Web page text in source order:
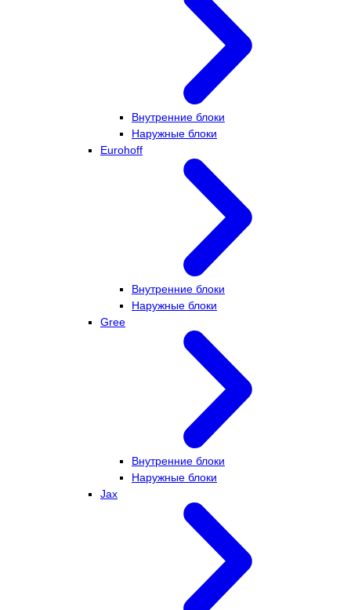
Внутренние блоки
Наружные блоки
Eurohoff
Внутренние блоки
Наружные блоки
Gree
Внутренние блоки
Наружные блоки
Jax